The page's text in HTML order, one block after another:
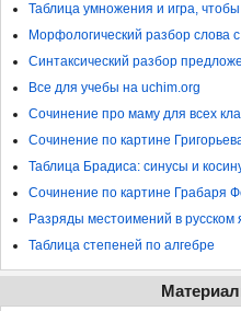
Таблица умножения и игра,
Морфологический разбор слова
Синтаксический разбор
Все для учебы на uchim.org
Сочинение про маму для всех
Сочинение по картине
Таблица Брадиса: синусы и
Сочинение по картине Грабаря
Разряды местоимений в
Таблица степеней по алгебре